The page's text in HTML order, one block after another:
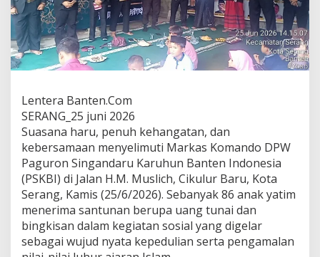
Lentera Banten.Com
SERANG_25 juni 2026
Suasana haru, penuh kehangatan, dan
kebersamaan menyelimuti Markas Komando DPW
Paguron Singandaru Karuhun Banten Indonesia
(PSKBI) di Jalan H.M. Muslich, Cikulur Baru, Kota
Serang, Kamis (25/6/2026). Sebanyak 86 anak yatim
menerima santunan berupa uang tunai dan
bingkisan dalam kegiatan sosial yang digelar
sebagai wujud nyata kepedulian serta pengamalan